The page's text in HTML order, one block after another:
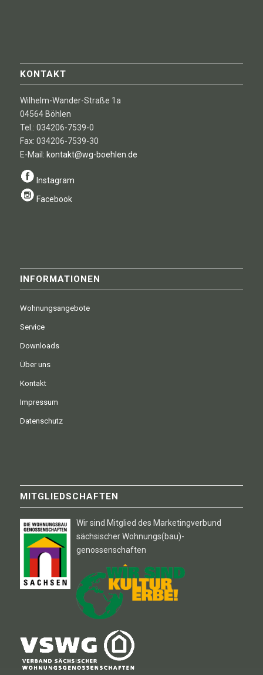
KONTAKT
Wilhelm-Wander-Straße 1a
04564 Böhlen
Tel.: 034206-7539-0
Fax: 034206-7539-30
E-Mail: kontakt@wg-boehlen.de
Instagram
Facebook
INFORMATIONEN
Wohnungsangebote
Service
Downloads
Über uns
Kontakt
Impressum
Datenschutz
MITGLIEDSCHAFTEN
Wir sind Mitglied des Marketingverbund
sächsischer Wohnungs(bau)-
genossenschaften